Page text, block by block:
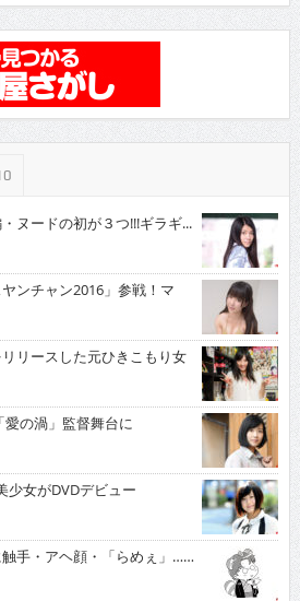
ヌードの初が３つ!!!ギラギ...
ンチャン2016」参戦！マ
リースした元ひきこもり女
の渦」監督舞台に
女がDVDデビュー
手・アヘ顔・「らめぇ」……